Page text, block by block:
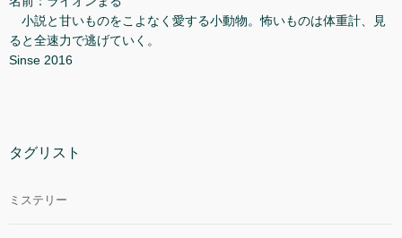
小説と甘いものをこよなく愛する小動物。怖いものは体重計、見
ると全速力で逃げていく。
Sinse 2016
タグリスト
ミステリー